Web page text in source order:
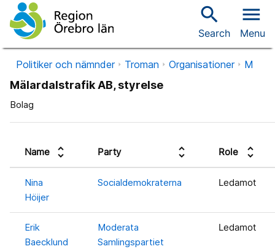
search
Search
menu
Menu
Politiker och nämnder Troman Organisationer M
Mälardalstrafik AB, styrelse
Bolag
Name unfold_more Party unfold_more Role unfold_more
Nina
Höijer
Socialdemokraterna Ledamot
Erik
Baecklund
Moderata
Samlingspartiet
Ledamot